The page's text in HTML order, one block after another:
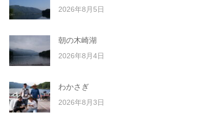
2026年8月5日
朝の木崎湖
2026年8月4日
わかさぎ
2026年8月3日